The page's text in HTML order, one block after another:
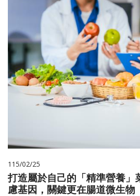
115/02/25
打造屬於自己的「精準營養」
慮基因，關鍵更在腸道微生物